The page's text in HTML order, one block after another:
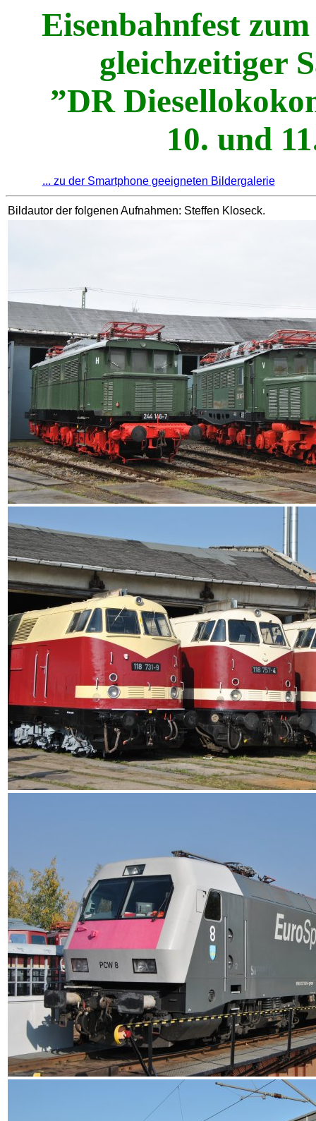
Eisenbahnfest
gleichzeitiger
”DR
10. und
... zu der Smartphone geeigneten Bildergalerie
Bildautor der folgenen Aufnahmen: Steffen Kloseck.